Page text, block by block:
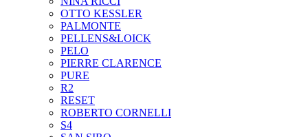
OTTO KESSLER
PALMONTE
PELLENS&LOICK
PELO
PIERRE CLARENCE
PURE
R2
RESET
ROBERTO CORNELLI
S4